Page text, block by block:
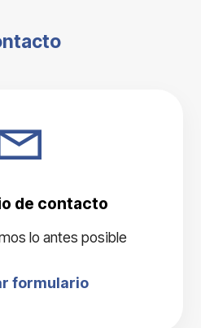
de contacto
lo antes posible
formulario